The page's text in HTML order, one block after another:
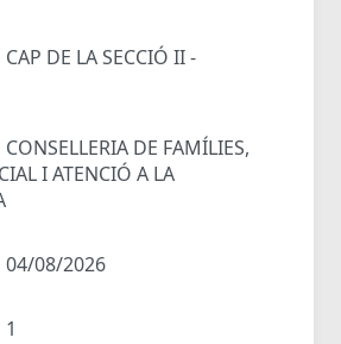
CAP DE LA SECCIÓ II -
CONSELLERIA DE FAMÍLIES,
I ATENCIÓ A LA
04/08/2026
1